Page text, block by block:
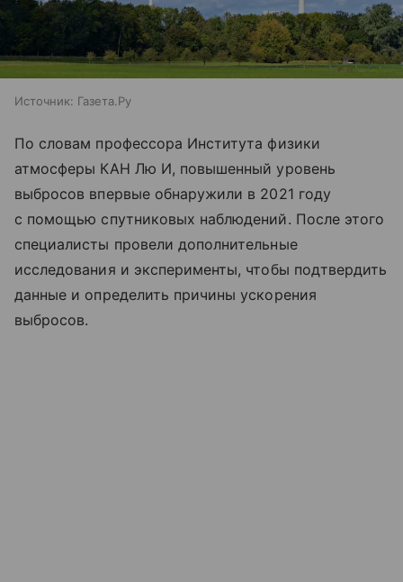
Источник: Газета.Ру
По словам профессора Института физики
атмосферы КАН Лю И, повышенный уровень
выбросов впервые обнаружили в 2021 году
с помощью спутниковых наблюдений. После этого
специалисты провели дополнительные
исследования и эксперименты, чтобы подтвердить
данные и определить причины ускорения
выбросов.